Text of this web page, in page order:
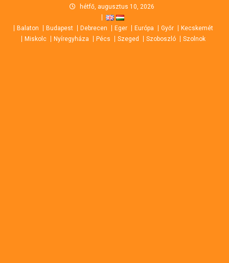
content
hétfő, augusztus 10, 2026
Balaton Budapest Debrecen Eger Európa Győr
Kecskemét
Miskolc
Nyíregyháza Pécs Szeged Szoboszló Szolnok